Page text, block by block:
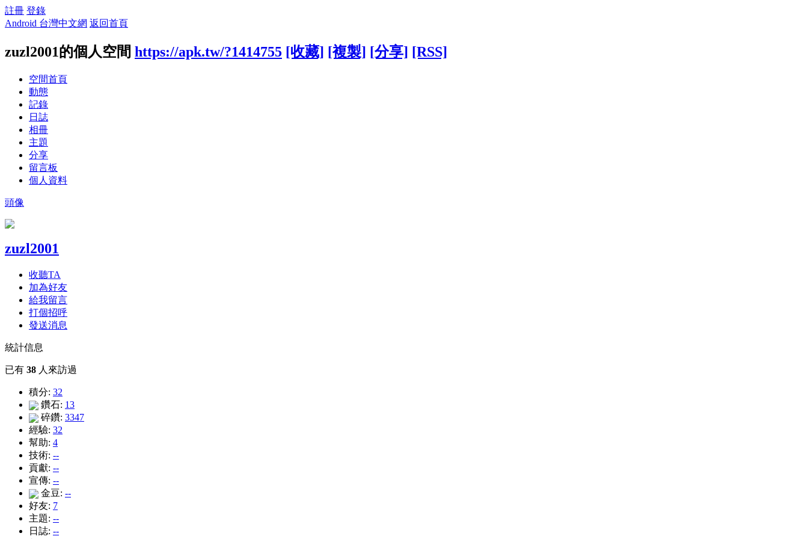
註冊 登錄
Android 台灣中文網 返回首頁
zuzl2001的個人空間 https://apk.tw/?1414755 [收藏] [複製] [分享] [RSS]
空間首頁
動態
記錄
日誌
相冊
主題
分享
留言板
個人資料
頭像
zuzl2001
收聽TA
加為好友
給我留言
打個招呼
發送消息
統計信息
已有 38 人來訪過
積分: 32
鑽石: 13
碎鑽: 3347
經驗: 32
幫助: 4
技術: --
貢獻: --
宣傳: --
金豆: --
好友: 7
主題: --
日誌: --